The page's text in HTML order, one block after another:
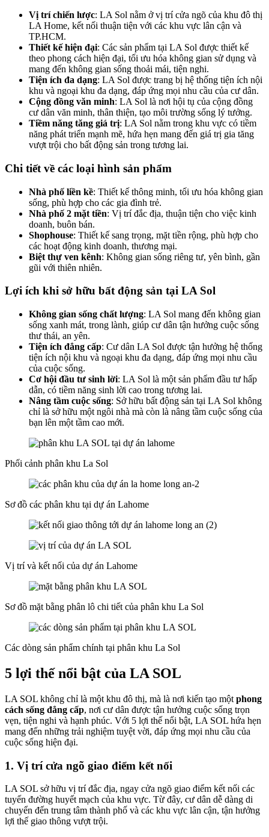
Vị trí chiến lược: LA Sol nằm ở vị trí cửa ngõ của khu đô thị
LA Home, kết nối thuận tiện với các khu vực lân cận và
TP.HCM.
Thiết kế hiện đại: Các sản phẩm tại LA Sol được thiết kế
theo phong cách hiện đại, tối ưu hóa không gian sử dụng và
mang đến không gian sống thoải mái, tiện nghi.
Tiện ích đa dạng: LA Sol được trang bị hệ thống tiện ích nội
khu và ngoại khu đa dạng, đáp ứng mọi nhu cầu của cư dân.
Cộng đồng văn minh: LA Sol là nơi hội tụ của cộng đồng
cư dân văn minh, thân thiện, tạo môi trường sống lý tưởng.
Tiềm năng tăng giá trị: LA Sol nằm trong khu vực có tiềm
năng phát triển mạnh mẽ, hứa hẹn mang đến giá trị gia tăng
vượt trội cho bất động sản trong tương lai.
Chi tiết về các loại hình sản phẩm
Nhà phố liền kề: Thiết kế thông minh, tối ưu hóa không gian
sống, phù hợp cho các gia đình trẻ.
Nhà phố 2 mặt tiền: Vị trí đắc địa, thuận tiện cho việc kinh
doanh, buôn bán.
Shophouse: Thiết kế sang trọng, mặt tiền rộng, phù hợp cho
các hoạt động kinh doanh, thương mại.
Biệt thự ven kênh: Không gian sống riêng tư, yên bình, gần
gũi với thiên nhiên.
Lợi ích khi sở hữu bất động sản tại LA Sol
Không gian sống chất lượng: LA Sol mang đến không gian
sống xanh mát, trong lành, giúp cư dân tận hưởng cuộc sống
thư thái, an yên.
Tiện ích đẳng cấp: Cư dân LA Sol được tận hưởng hệ thống
tiện ích nội khu và ngoại khu đa dạng, đáp ứng mọi nhu cầu
của cuộc sống.
Cơ hội đầu tư sinh lời: LA Sol là một sản phẩm đầu tư hấp
dẫn, có tiềm năng sinh lời cao trong tương lai.
Nâng tầm cuộc sống: Sở hữu bất động sản tại LA Sol không
chỉ là sở hữu một ngôi nhà mà còn là nâng tầm cuộc sống của
bạn lên một tầm cao mới.
Phối cảnh phân khu La Sol
Sơ đồ các phân khu tại dự án Lahome
Vị trí và kết nối của dự án Lahome
Sơ đồ mặt bằng phân lô chi tiết của phân khu La Sol
Các dòng sản phẩm chính tại phân khu La Sol
5 lợi thế nổi bật của LA SOL
LA SOL không chỉ là một khu đô thị, mà là nơi kiến tạo một phong
cách sống đẳng cấp, nơi cư dân được tận hưởng cuộc sống trọn
vẹn, tiện nghi và hạnh phúc. Với 5 lợi thế nổi bật, LA SOL hứa hẹn
mang đến những trải nghiệm tuyệt vời, đáp ứng mọi nhu cầu của
cuộc sống hiện đại.
1. Vị trí cửa ngõ giao điểm kết nối
LA SOL sở hữu vị trí đắc địa, ngay cửa ngõ giao điểm kết nối các
tuyến đường huyết mạch của khu vực. Từ đây, cư dân dễ dàng di
chuyển đến trung tâm thành phố và các khu vực lân cận, tận hưởng
lợi thế giao thông vượt trội.